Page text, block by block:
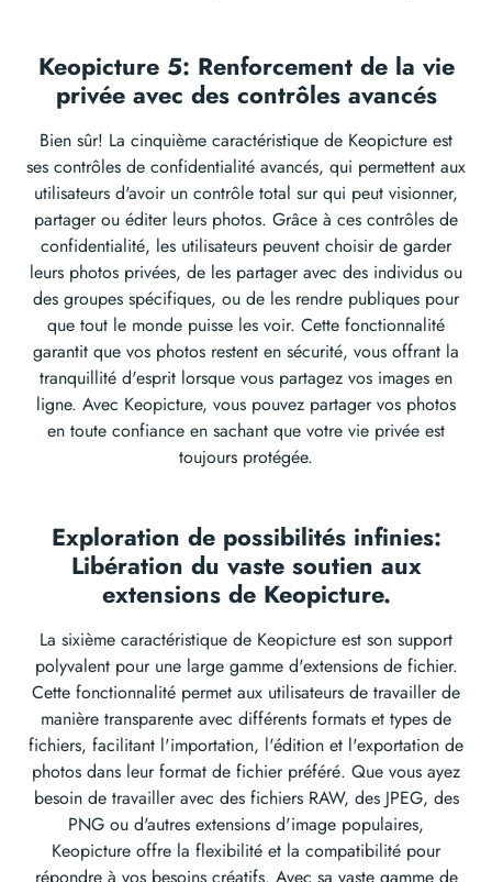
Keopicture 5: Renforcement de la vie
privée avec des contrôles avancés
Bien sûr! La cinquième caractéristique de Keopicture est
ses contrôles de confidentialité avancés, qui permettent aux
utilisateurs d'avoir un contrôle total sur qui peut visionner,
partager ou éditer leurs photos. Grâce à ces contrôles de
confidentialité, les utilisateurs peuvent choisir de garder
leurs photos privées, de les partager avec des individus ou
des groupes spécifiques, ou de les rendre publiques pour
que tout le monde puisse les voir. Cette fonctionnalité
garantit que vos photos restent en sécurité, vous offrant la
tranquillité d'esprit lorsque vous partagez vos images en
ligne. Avec Keopicture, vous pouvez partager vos photos
en toute confiance en sachant que votre vie privée est
toujours protégée.
Exploration de possibilités infinies:
Libération du vaste soutien aux
extensions de Keopicture.
La sixième caractéristique de Keopicture est son support
polyvalent pour une large gamme d'extensions de fichier.
Cette fonctionnalité permet aux utilisateurs de travailler de
manière transparente avec différents formats et types de
fichiers, facilitant l'importation, l'édition et l'exportation de
photos dans leur format de fichier préféré. Que vous ayez
besoin de travailler avec des fichiers RAW, des JPEG, des
PNG ou d'autres extensions d'image populaires,
Keopicture offre la flexibilité et la compatibilité pour